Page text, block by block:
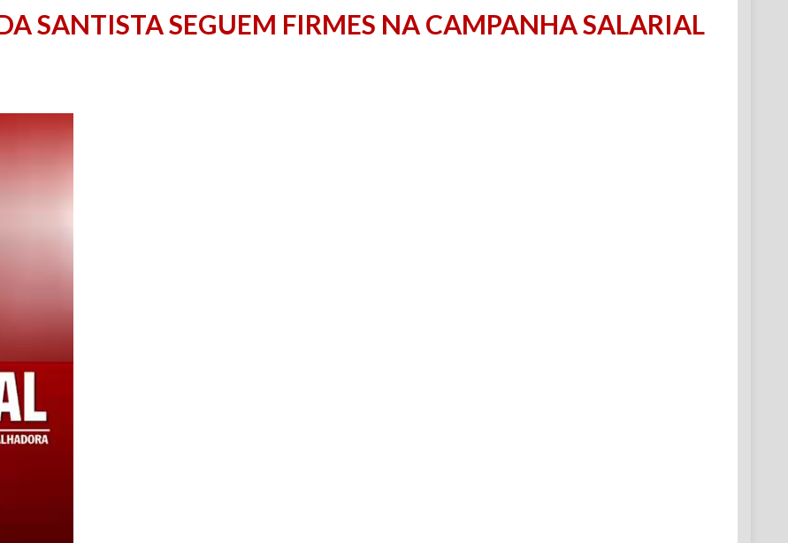
SANTISTA SEGUEM FIRMES NA CAMPANHA SALARIAL